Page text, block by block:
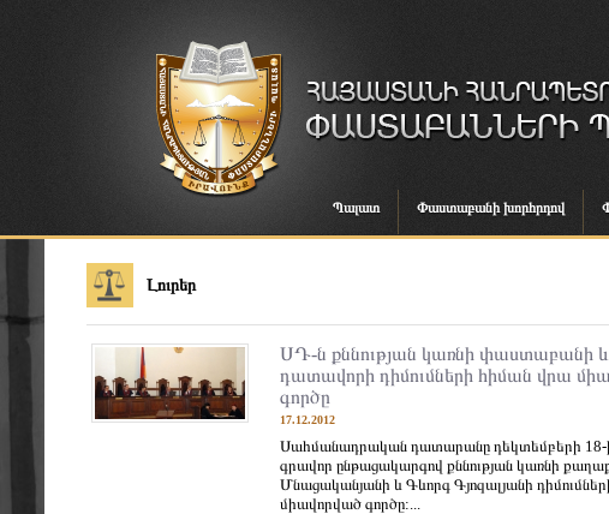
Պալատ Փաստաբանի խորհրդով
Լուրեր
ՍԴ-ն քննության կառնի փաստաբանի
դատավորի դիմումների հիման վրա
գործը
17.12.2012
Սահմանադրական դատարանը դեկտեմբերի 18-
գրավոր ընթացակարգով քննության կառնի
Մնացականյանի և Գևորգ Գյոզալյանի
միավորված գործը:...